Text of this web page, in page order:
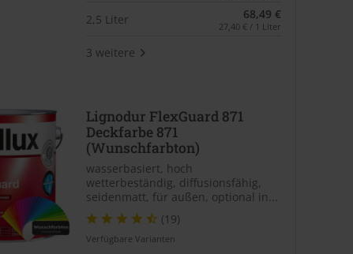
2,5 Liter 68,49 €
27,40 € / 1 Liter
3 weitere
Lignodur FlexGuard 871
Deckfarbe 871
(Wunschfarbton)
wasserbasiert, hoch
wetterbeständig, diffusionsfähig,
seidenmatt, für außen, optional in...
(19)
Verfügbare Varianten